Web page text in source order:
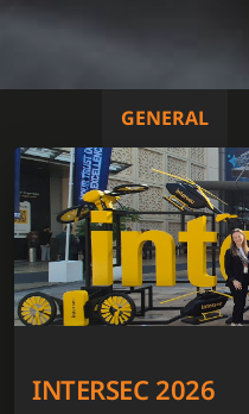
GENERAL
INTERSEC 2026